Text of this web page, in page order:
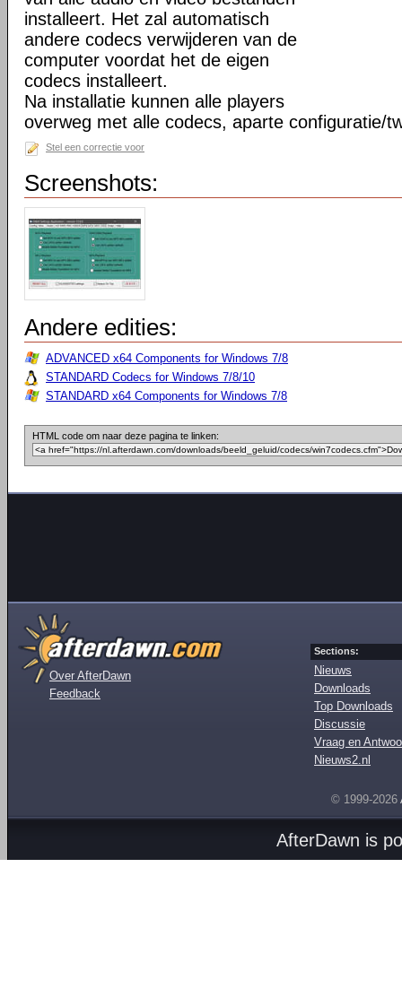
installeert. Het zal automatisch
andere codecs verwijderen van de
computer voordat het de eigen
codecs installeert.
Na installatie kunnen alle players
overweg met alle codecs, aparte configuratie/
Stel een correctie voor
Screenshots:
Andere edities:
ADVANCED x64 Components for Windows 7/8
STANDARD Codecs for Windows 7/8/10
STANDARD x64 Components for Windows 7/8
HTML code om naar deze pagina te linken:
Over AfterDawn
Feedback
Sections:
Nieuws
Downloads
Top Downloads
Discussie
Vraag en
Nieuws2.nl
© 1999-2026
AfterDawn is